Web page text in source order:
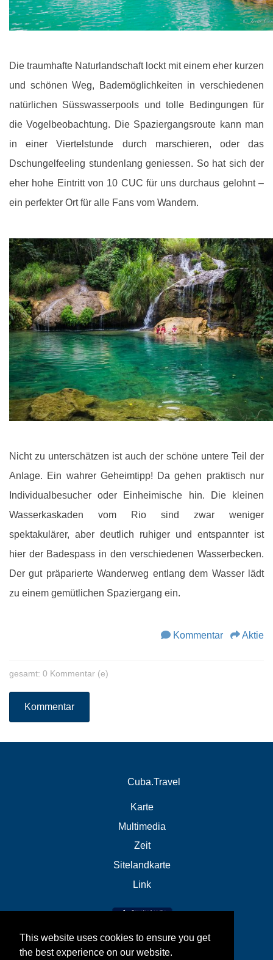
This website uses cookies to ensure you get
the best experience on our website.
Die traumhafte Naturlandschaft lockt mit einem eher kurzen
und schönen Weg, Bademöglichkeiten in verschiedenen
natürlichen Süsswasserpools und tolle Bedingungen für
die Vogelbeobachtung. Die Spaziergangsroute kann man
in einer Viertelstunde durch marschieren, oder das
Dschungelfeeling stundenlang geniessen. So hat sich der
eher hohe Eintritt von 10 CUC für uns durchaus gelohnt –
ein perfekter Ort für alle Fans vom Wandern.
Nicht zu unterschätzen ist auch der schöne untere Teil der
Anlage. Ein wahrer Geheimtipp! Da gehen praktisch nur
Individualbesucher oder Einheimische hin. Die kleinen
Wasserkaskaden vom Rio sind zwar weniger
spektakulärer, aber deutlich ruhiger und entspannter ist
hier der Badespass in den verschiedenen Wasserbecken.
Der gut präparierte Wanderweg entlang dem Wasser lädt
zu einem gemütlichen Spaziergang ein.
Kommentar Aktie
gesamt: 0 Kommentar (e)
Kommentar
Cuba.Travel
Karte
Multimedia
Zeit
Sitelandkarte
Link